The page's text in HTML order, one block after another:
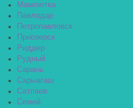
Мамлютка
Павлодар
Петропавловск
Приозерск
Риддер
Рудный
Сарань
Сарыагаш
Сатпаев
Семей